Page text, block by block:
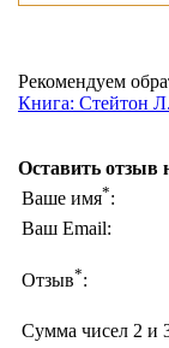
Рекомендуем
Книга: Стейтон
Оставить отзыв
Ваше имя*:
Ваш Email:
Отзыв*:
Сумма чисел 2 и